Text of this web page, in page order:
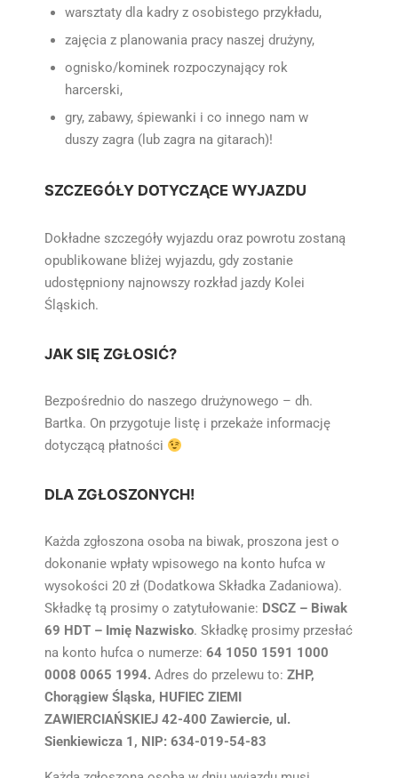
warsztaty dla kadry z osobistego przykładu,
zajęcia z planowania pracy naszej drużyny,
ognisko/kominek rozpoczynający rok
harcerski,
gry, zabawy, śpiewanki i co innego nam w
duszy zagra (lub zagra na gitarach)!
SZCZEGÓŁY DOTYCZĄCE WYJAZDU
Dokładne szczegóły wyjazdu oraz powrotu zostaną
opublikowane bliżej wyjazdu, gdy zostanie
udostępniony najnowszy rozkład jazdy Kolei
Śląskich.
JAK SIĘ ZGŁOSIĆ?
Bezpośrednio do naszego drużynowego – dh.
Bartka. On przygotuje listę i przekaże informację
dotyczącą płatności
DLA ZGŁOSZONYCH!
Każda zgłoszona osoba na biwak, proszona jest o
dokonanie wpłaty wpisowego na konto hufca w
wysokości 20 zł (Dodatkowa Składka Zadaniowa).
Składkę tą prosimy o zatytułowanie: DSCZ – Biwak
69 HDT – Imię Nazwisko. Składkę prosimy przesłać
na konto hufca o numerze: 64 1050 1591 1000
0008 0065 1994. Adres do przelewu to: ZHP,
Chorągiew Śląska, HUFIEC ZIEMI
ZAWIERCIAŃSKIEJ 42-400 Zawiercie, ul.
Sienkiewicza 1, NIP: 634-019-54-83